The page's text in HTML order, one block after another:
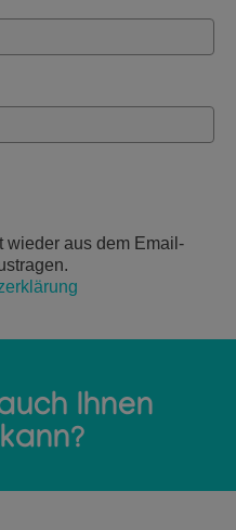
wieder aus dem Email-
Ihnen